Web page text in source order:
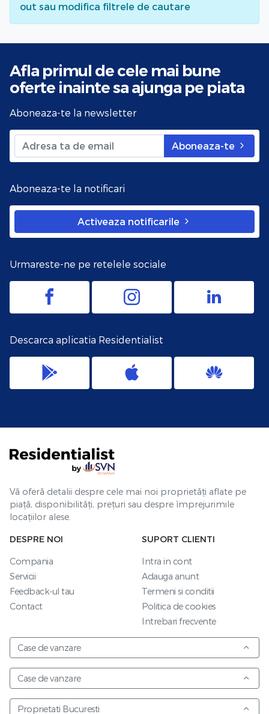
out sau modifica filtrele de cautare
Afla primul de cele mai bune
oferte inainte sa ajunga pe piata
Aboneaza-te la newsletter
Aboneaza-te
Aboneaza-te la notificari
Activeaza notificarile
Urmareste-ne pe retelele sociale
Descarca aplicatia Residentialist
Vă oferă detalii despre cele mai noi proprietăți aflate pe
piață, disponibilități, prețuri sau despre împrejurimile
locațiilor alese.
DESPRE NOI
Compania
Servicii
Feedback-ul tau
Contact
SUPORT CLIENTI
Intra in cont
Adauga anunt
Termeni si conditii
Politica de cookies
Intrebari frecvente
Case de vanzare
Case de vanzare
Proprietati Bucuresti